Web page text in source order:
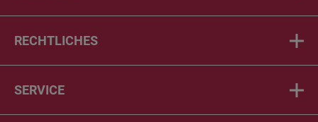
RECHTLICHES
SERVICE